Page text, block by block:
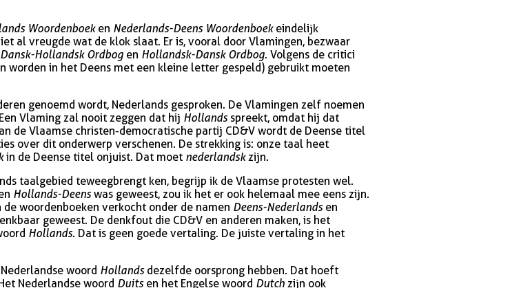
Woordenboeken Nederlands-Deens Woordenboekeindelijk
al vreugde wat de klok slaat. Er is, vooral door Vlamingen, bezwaar
Dansk-Hollandsk Ordbog en Hollandsk-Dansk Ordbog. Volgens de critici
worden in het Deens met een kleine letter gespeld) gebruikt moeten
genoemd wordt, Nederlands gesproken. De Vlamingen zelf noemen
Vlaming zal nooit zeggen dat hij Hollandsspreekt, omdat hij dat
de Vlaamse christen-democratische partij CD&V wordt de Deense titel
over dit onderwerp verschenen. De strekking is: onze taal heet
in de Deense titel onjuist. Dat moet nederlandskzijn.
taalgebied teweegbrengt ken, begrijp ik de Vlaamse protesten wel.
Hollands-Deenswas geweest, zou ik het er ook helemaal mee eens zijn.
woordenboeken verkocht onder de namen Deens-Nederlandsen
geweest. De denkfout die CD&V en anderen maken, is het
Hollands. Dat is geen goede vertaling. De juiste vertaling in het
woord Hollandsdezelfde oorsprong hebben. Dat hoeft
Nederlandse woord Duitsen het Engelse woord Dutch zijn ook